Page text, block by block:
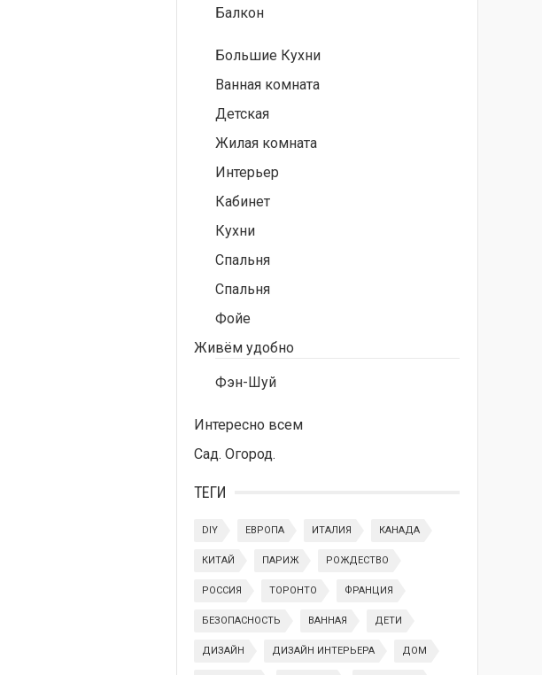
Балкон
Большие Кухни
Ванная комната
Детская
Жилая комната
Интерьер
Кабинет
Кухни
Спальня
Спальня
Фойе
Живём удобно
Фэн-Шуй
Интересно всем
Сад. Огород.
ТЕГИ
DIY ЕВРОПА ИТАЛИЯ КАНАДА
КИТАЙ ПАРИЖ РОЖДЕСТВО
РОССИЯ ТОРОНТО ФРАНЦИЯ
БЕЗОПАСНОСТЬ ВАННАЯ ДЕТИ
ДИЗАЙН ДИЗАЙН ИНТЕРЬЕРА ДОМ